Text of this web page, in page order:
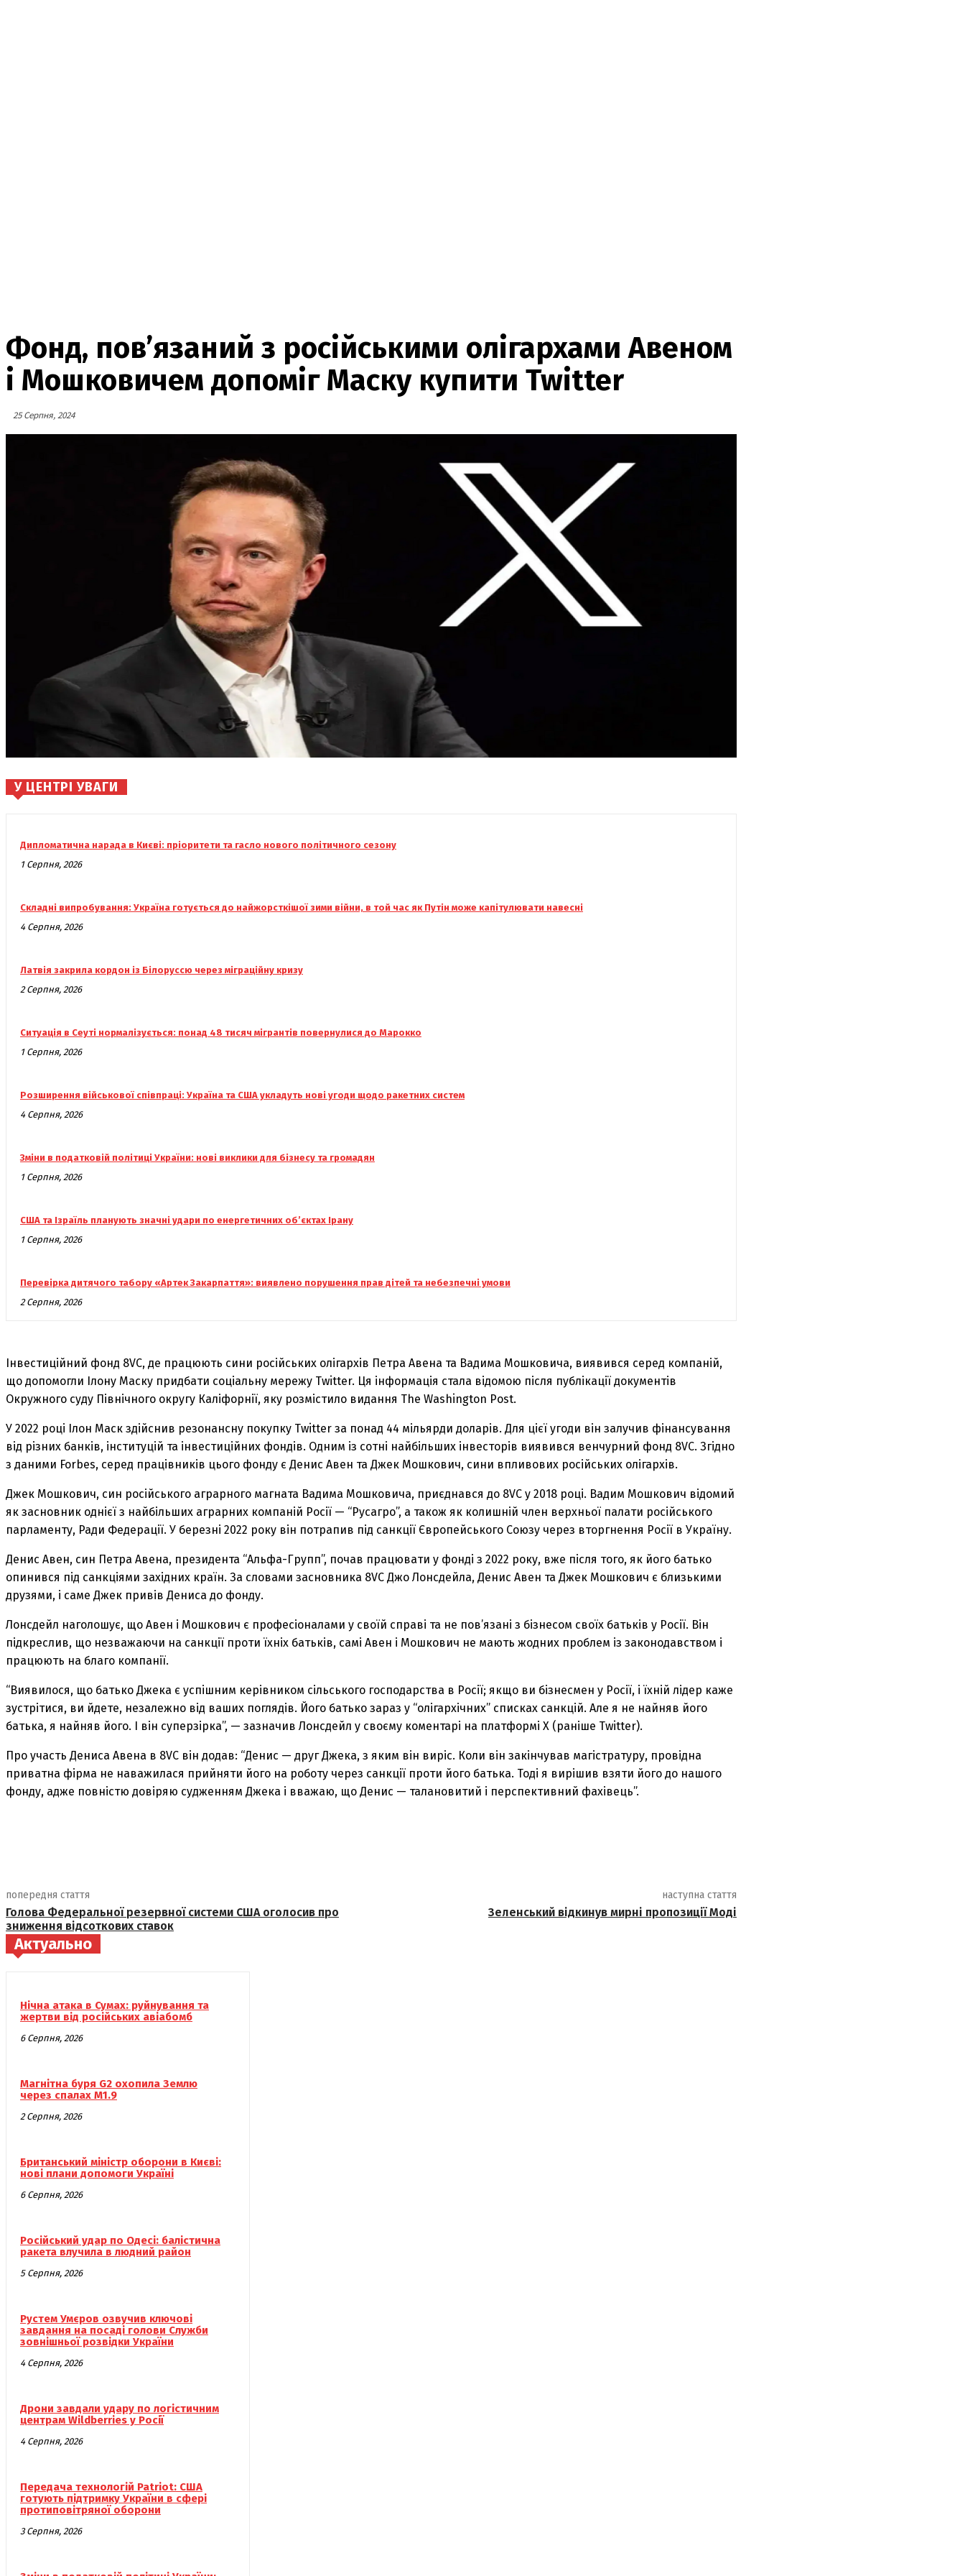
Фонд, пов’язаний з російськими олігархами Авеном
і Мошковичем допоміг Маску купити Twitter
25 Серпня, 2024
У ЦЕНТРІ УВАГИ
Дипломатична нарада в Києві: пріоритети та гасло нового політичного сезону
1 Серпня, 2026
Складні випробування: Україна готується до найжорсткішої зими війни, в той час як Путін може капітулювати навесні
4 Серпня, 2026
Латвія закрила кордон із Білоруссю через міграційну кризу
2 Серпня, 2026
Ситуація в Сеуті нормалізується: понад 48 тисяч мігрантів повернулися до Марокко
1 Серпня, 2026
Розширення військової співпраці: Україна та США укладуть нові угоди щодо ракетних систем
4 Серпня, 2026
Зміни в податковій політиці України: нові виклики для бізнесу та громадян
1 Серпня, 2026
США та Ізраїль планують значні удари по енергетичних об’єктах Ірану
1 Серпня, 2026
Перевірка дитячого табору «Артек Закарпаття»: виявлено порушення прав дітей та небезпечні умови
2 Серпня, 2026
Інвестиційний фонд 8VC, де працюють сини російських олігархів Петра Авена та Вадима Мошковича, виявився серед компаній,
що допомогли Ілону Маску придбати соціальну мережу Twitter. Ця інформація стала відомою після публікації документів
Окружного суду Північного округу Каліфорнії, яку розмістило видання The Washington Post.
У 2022 році Ілон Маск здійснив резонансну покупку Twitter за понад 44 мільярди доларів. Для цієї угоди він залучив фінансування
від різних банків, інституцій та інвестиційних фондів. Одним із сотні найбільших інвесторів виявився венчурний фонд 8VC. Згідно
з даними Forbes, серед працівників цього фонду є Денис Авен та Джек Мошкович, сини впливових російських олігархів.
Джек Мошкович, син російського аграрного магната Вадима Мошковича, приєднався до 8VC у 2018 році. Вадим Мошкович відомий
як засновник однієї з найбільших аграрних компаній Росії — “Русагро”, а також як колишній член верхньої палати російського
парламенту, Ради Федерації. У березні 2022 року він потрапив під санкції Європейського Союзу через вторгнення Росії в Україну.
Денис Авен, син Петра Авена, президента “Альфа-Групп”, почав працювати у фонді з 2022 року, вже після того, як його батько
опинився під санкціями західних країн. За словами засновника 8VC Джо Лонсдейла, Денис Авен та Джек Мошкович є близькими
друзями, і саме Джек привів Дениса до фонду.
Лонсдейл наголошує, що Авен і Мошкович є професіоналами у своїй справі та не пов’язані з бізнесом своїх батьків у Росії. Він
підкреслив, що незважаючи на санкції проти їхніх батьків, самі Авен і Мошкович не мають жодних проблем із законодавством і
працюють на благо компанії.
“Виявилося, що батько Джека є успішним керівником сільського господарства в Росії; якщо ви бізнесмен у Росії, і їхній лідер каже
зустрітися, ви йдете, незалежно від ваших поглядів. Його батько зараз у “олігархічних” списках санкцій. Але я не найняв його
батька, я найняв його. І він суперзірка”, — зазначив Лонсдейл у своєму коментарі на платформі X (раніше Twitter).
Про участь Дениса Авена в 8VC він додав: “Денис — друг Джека, з яким він виріс. Коли він закінчував магістратуру, провідна
приватна фірма не наважилася прийняти його на роботу через санкції проти його батька. Тоді я вирішив взяти його до нашого
фонду, адже повністю довіряю судженням Джека і вважаю, що Денис — талановитий і перспективний фахівець”.
попередня стаття
Голова Федеральної резервної системи США оголосив про
зниження відсоткових ставок
наступна стаття
Зеленський відкинув мирні пропозиції Моді
Актуально
Нічна атака в Сумах: руйнування та
жертви від російських авіабомб
6 Серпня, 2026
Магнітна буря G2 охопила Землю
через спалах M1.9
2 Серпня, 2026
Британський міністр оборони в Києві:
нові плани допомоги Україні
6 Серпня, 2026
Російський удар по Одесі: балістична
ракета влучила в людний район
5 Серпня, 2026
Рустем Умєров озвучив ключові
завдання на посаді голови Служби
зовнішньої розвідки України
4 Серпня, 2026
Дрони завдали удару по логістичним
центрам Wildberries у Росії
4 Серпня, 2026
Передача технологій Patriot: США
готують підтримку України в сфері
протиповітряної оборони
3 Серпня, 2026